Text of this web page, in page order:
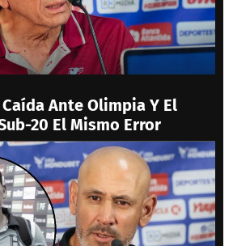
Ante Olimpia Y El
20 El Mismo Error